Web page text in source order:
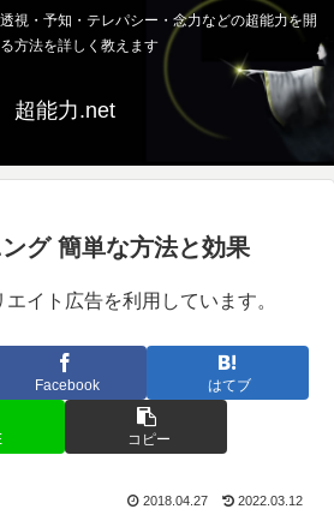
視・予知・テレパシー・念力などの超能力を開
方法を詳しく教えます
超能力.net
グ 簡単な方法と効果
イト広告を利用しています。
Facebook はてブ
コピー
2018.04.27 2022.03.12